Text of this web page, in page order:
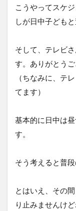
こうやってスケ
しが日中子ども
そして、テレビ
す。ありがとうご
（ちなみに、テ
てます）
基本的に日中は
す。
そう考えると普
とはいえ、その
り止みませんけど